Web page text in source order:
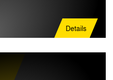
Details